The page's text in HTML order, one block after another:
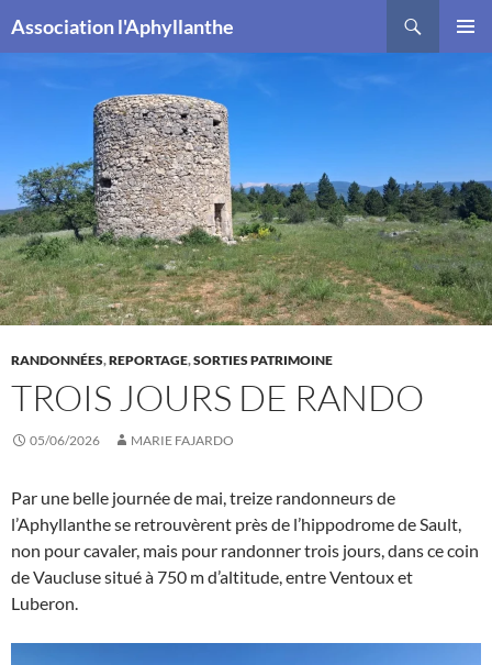
Association l'Aphyllanthe
RANDONNÉES,REPORTAGE,SORTIES PATRIMOINE
TROIS JOURS DE RANDO
05/06/2026 MARIE FAJARDO
Par une belle journée de mai, treize randonneurs de
l’Aphyllanthe se retrouvèrent près de l’hippodrome de Sault,
non pour cavaler, mais pour randonner trois jours, dans ce coin
de Vaucluse situé à 750 m d’altitude, entre Ventoux et
Luberon.